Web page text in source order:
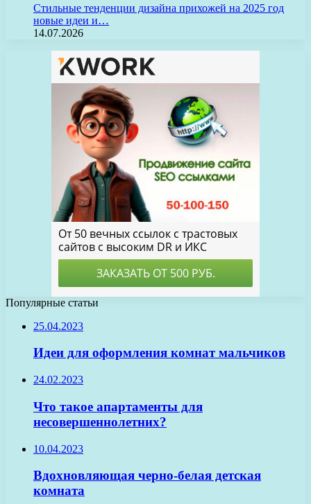
Стильные тенденции дизайна прихожей на 2025 год
новые идеи и…
14.07.2026
Популярные статьи
25.04.2023
Идеи для оформления комнат мальчиков
24.02.2023
Что такое апартаменты для
несовершеннолетних?
10.04.2023
Вдохновляющая черно-белая детская
комната